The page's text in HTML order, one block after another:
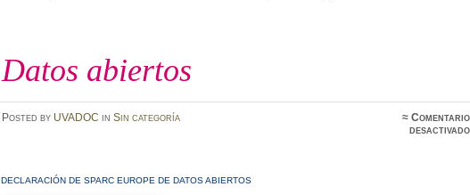
Datos abiertos
Posted by UVADOC in Sin categoría ≈
DECLARACIÓN DE SPARC EUROPE DE DATOS ABIERTOS